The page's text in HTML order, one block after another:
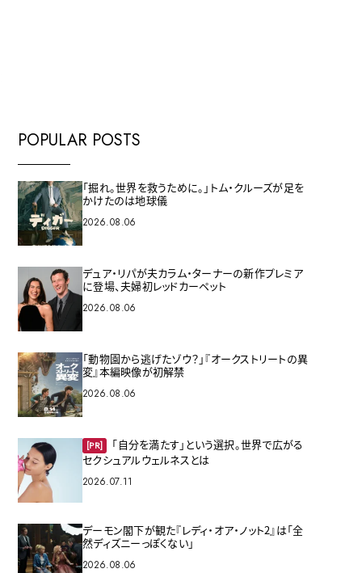
POPULAR POSTS
「掘れ。世界を救うために。」トム・クルーズが足を
かけたのは地球儀
2026.08.06
デュア・リパが夫カラム・ターナーの新作プレミア
に登場、夫婦初レッドカーペット
2026.08.06
「動物園から逃げたゾウ？」『オークストリートの異
変』本編映像が初解禁
2026.08.06
[PR]
「自分を満たす」という選択。世界で広がる
セクシュアルウェルネスとは
2026.07.11
デーモン閣下が観た『レディ・オア・ノット2』は「全
然ディズニーっぽくない」
2026.08.06